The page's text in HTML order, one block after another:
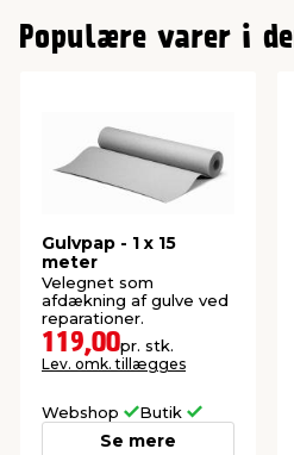
Populære varer i
Gulvpap - 1 x 15
meter
Velegnet som
afdækning af gulve ved
reparationer.
119,00pr. stk.
Lev. omk. tillægges
Webshop Butik
Se mere